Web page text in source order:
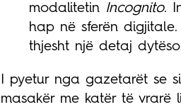
modalitetin Incognito.
hap në sferën
thjesht një detaj
I pyetur nga gazetarët se
masakër me katër të